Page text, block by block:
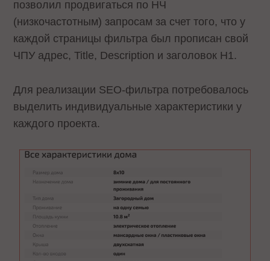
позволил продвигаться по НЧ
(низкочастотным) запросам за счет того, что у
каждой страницы фильтра был прописан свой
ЧПУ адрес, Title, Description и заголовок H1.
Для реализации SEO-фильтра потребовалось
выделить индивидуальные характеристики у
каждого проекта.